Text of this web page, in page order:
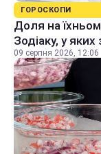
ГОРОСКОПИ
Доля на
Зодіаку, у
09 серпня 2026, 12:06